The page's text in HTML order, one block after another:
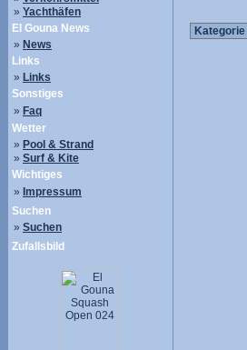
» Yachthäfen
El Gouna News
» News
Links
» Links
Sonstiges
» Faq
Wetter
» Pool & Strand
» Surf & Kite
Wichtiges
» Impressum
Suchen
» Suchen
Zufallsbild